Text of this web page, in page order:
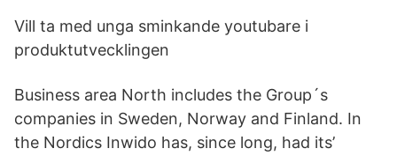
Vill ta med unga sminkande youtubare i
produktutvecklingen
Business area North includes the Group´s
companies in Sweden, Norway and Finland. In
the Nordics Inwido has, since long, had its’